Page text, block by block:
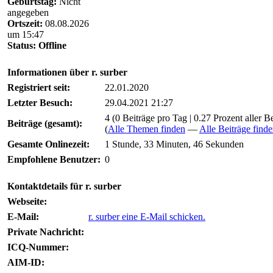
angegeben
Ortszeit: 08.08.2026
um 15:47
Status: Offline
Informationen über r. surber
Registriert seit:
22.01.2020
Letzter Besuch:
29.04.2021 21:27
Beiträge (gesamt):
4 (0 Beiträge pro Tag | 0.27 Prozent aller
(Alle Themen finden — Alle Beiträge
Gesamte Onlinezeit:
1 Stunde, 33 Minuten, 46 Sekunden
Empfohlene Benutzer: 0
Kontaktdetails für r. surber
Webseite:
E-Mail:
r. surber eine E-Mail schicken.
Private Nachricht:
ICQ-Nummer:
AIM-ID: